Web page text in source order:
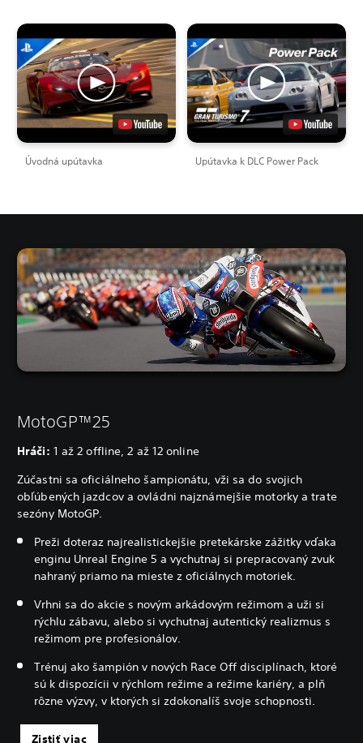
Úvodná upútavka Upútavka k DLC Power Pack
MotoGP™25
Hráči: 1 až 2 offline, 2 až 12 online
Zúčastni sa oficiálneho šampionátu, vži sa do svojich
obľúbených jazdcov a ovládni najznámejšie motorky a trate
sezóny MotoGP.
Preži doteraz najrealistickejšie pretekárske zážitky vďaka
enginu Unreal Engine 5 a vychutnaj si prepracovaný zvuk
nahraný priamo na mieste z oficiálnych motoriek.
Vrhni sa do akcie s novým arkádovým režimom a uži si
rýchlu zábavu, alebo si vychutnaj autentický realizmus s
režimom pre profesionálov.
Trénuj ako šampión v nových Race Off disciplínach, ktoré
sú k dispozícii v rýchlom režime a režime kariéry, a plň
rôzne výzvy, v ktorých si zdokonalíš svoje schopnosti.
Zistiť viac